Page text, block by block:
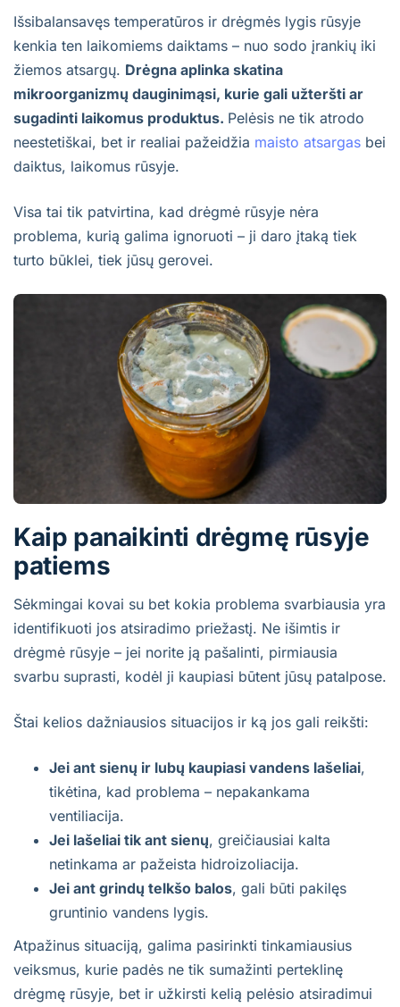
Išsibalansavęs temperatūros ir drėgmės lygis rūsyje
kenkia ten laikomiems daiktams – nuo sodo įrankių iki
žiemos atsargų. Drėgna aplinka skatina
mikroorganizmų dauginimąsi, kurie gali užteršti ar
sugadinti laikomus produktus. Pelėsis ne tik atrodo
neestetiškai, bet ir realiai pažeidžia maisto atsargas bei
daiktus, laikomus rūsyje.
Visa tai tik patvirtina, kad drėgmė rūsyje nėra
problema, kurią galima ignoruoti – ji daro įtaką tiek
turto būklei, tiek jūsų gerovei.
Kaip panaikinti drėgmę rūsyje
patiems
Sėkmingai kovai su bet kokia problema svarbiausia yra
identifikuoti jos atsiradimo priežastį. Ne išimtis ir
drėgmė rūsyje – jei norite ją pašalinti, pirmiausia
svarbu suprasti, kodėl ji kaupiasi būtent jūsų patalpose.
Štai kelios dažniausios situacijos ir ką jos gali reikšti:
Jei ant sienų ir lubų kaupiasi vandens lašeliai,
tikėtina, kad problema – nepakankama
ventiliacija.
Jei lašeliai tik ant sienų, greičiausiai kalta
netinkama ar pažeista hidroizoliacija.
Jei ant grindų telkšo balos, gali būti pakilęs
gruntinio vandens lygis.
Atpažinus situaciją, galima pasirinkti tinkamiausius
veiksmus, kurie padės ne tik sumažinti perteklinę
drėgmę rūsyje, bet ir užkirsti kelią pelėsio atsiradimui